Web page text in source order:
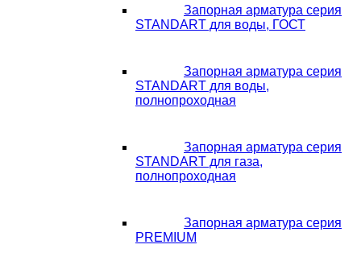
Запорная арматура серия
STANDART для воды, ГОСТ
Запорная арматура серия
STANDART для воды,
полнопроходная
Запорная арматура серия
STANDART для газа,
полнопроходная
Запорная арматура серия
PREMIUM